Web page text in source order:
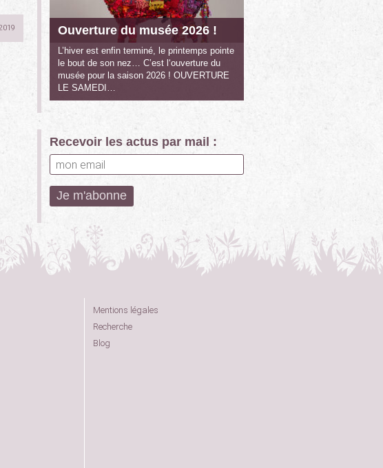
Ouverture du musée 2026 !
L’hiver est enfin terminé, le printemps pointe
le bout de son nez… C’est l‘ouverture du
musée pour la saison 2026 ! OUVERTURE
LE SAMEDI…
Recevoir les actus par mail :
Mentions légales
Recherche
Blog